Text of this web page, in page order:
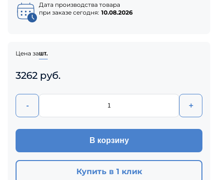
Дата производства товара
при заказе сегодня: 10.08.2026
Цена зашт.
3262 руб.
- +
В корзину
Купить в 1 клик